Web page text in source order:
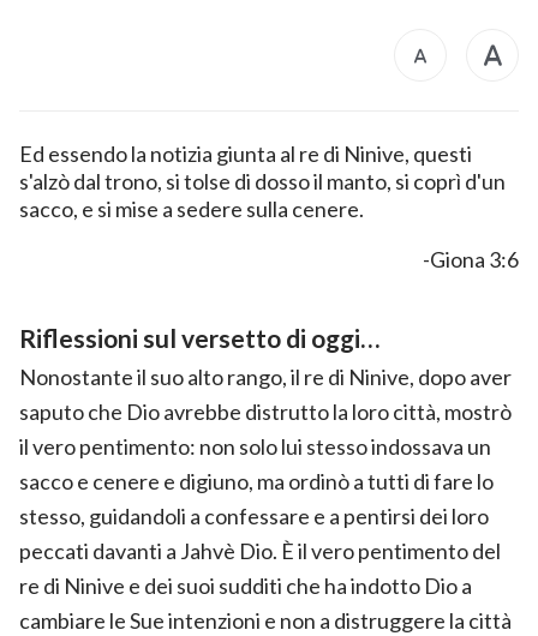
Ed essendo la notizia giunta al re di Ninive, questi
s'alzò dal trono, si tolse di dosso il manto, si coprì d'un
sacco, e si mise a sedere sulla cenere.
-Giona 3:6
Riflessioni sul versetto di oggi…
Nonostante il suo alto rango, il re di Ninive, dopo aver
saputo che Dio avrebbe distrutto la loro città, mostrò
il vero pentimento: non solo lui stesso indossava un
sacco e cenere e digiuno, ma ordinò a tutti di fare lo
stesso, guidandoli a confessare e a pentirsi dei loro
peccati davanti a Jahvè Dio. È il vero pentimento del
re di Ninive e dei suoi sudditi che ha indotto Dio a
cambiare le Sue intenzioni e non a distruggere la città